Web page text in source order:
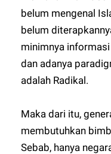
belum mengenal
belum
minimnya
dan adanya
adalah Radikal.
Maka dari itu,
membutuhkan
Sebab, hanya